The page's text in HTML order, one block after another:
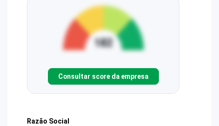
Consultar score da empresa
Razão Social